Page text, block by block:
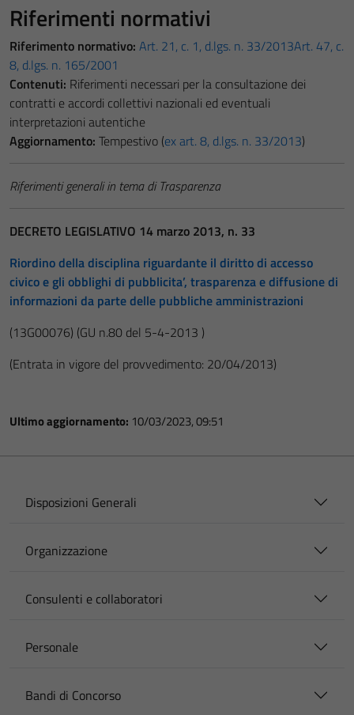
Riferimenti normativi
Riferimento normativo: Art. 21, c. 1, d.lgs. n. 33/2013Art. 47, c.
8, d.lgs. n. 165/2001
Contenuti: Riferimenti necessari per la consultazione dei
contratti e accordi collettivi nazionali ed eventuali
interpretazioni autentiche
Aggiornamento: Tempestivo (ex art. 8, d.lgs. n. 33/2013)
Riferimenti generali in tema di Trasparenza
DECRETO LEGISLATIVO 14 marzo 2013, n. 33
Riordino della disciplina riguardante il diritto di accesso
civico e gli obblighi di pubblicita’, trasparenza e diffusione di
informazioni da parte delle pubbliche amministrazioni
(13G00076) (GU n.80 del 5-4-2013 )
(Entrata in vigore del provvedimento: 20/04/2013)
Ultimo aggiornamento: 10/03/2023, 09:51
Disposizioni Generali
Organizzazione
Consulenti e collaboratori
Personale
Bandi di Concorso